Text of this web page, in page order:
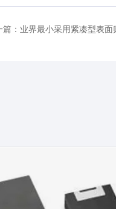
篇：业界最小采用紧凑型表